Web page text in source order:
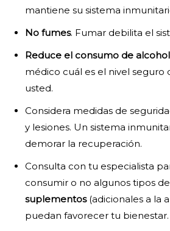
mantiene su sistema
No fumes. Fumar debilita el
Reduce el consumo de alcohol
médico cuál es el nivel seguro
usted.
Considera medidas de
y lesiones. Un sistema
demorar la recuperación.
Consulta con tu especialista
consumir o no algunos tipos de
suplementos (adicionales a la
puedan favorecer tu bienestar.